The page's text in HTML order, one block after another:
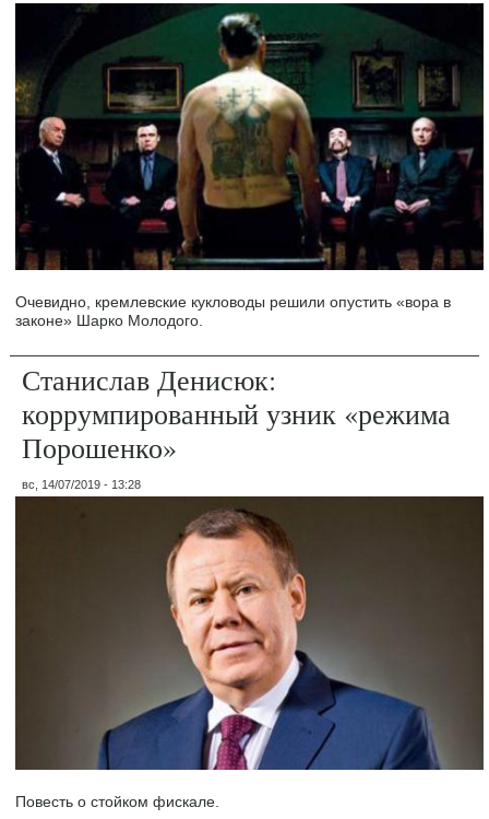
Очевидно, кремлевские кукловоды решили опустить «вора в
законе» Шарко Молодого.
Станислав Денисюк:
коррумпированный узник «режима
Порошенко»
вс, 14/07/2019 - 13:28
Повесть о стойком фискале.